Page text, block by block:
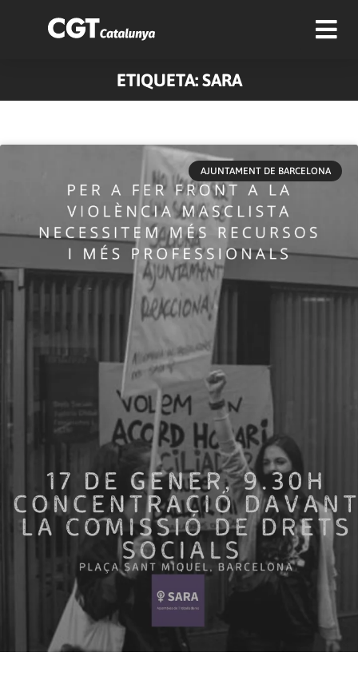
ETIQUETA: SARA
AJUNTAMENT DE BARCELONA